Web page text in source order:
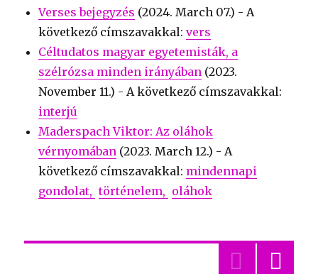
Verses bejegyzés (2024. March 07.) - A
következő címszavakkal:vers
Céltudatos magyar egyetemisták, a
szélrózsa minden irányában (2023.
November 11.) - A következő címszavakkal:
interjú
Maderspach Viktor: Az oláhok
vérnyomában (2023. March 12.) - A
következő címszavakkal: mindennapi
gondolat
történelem oláhok